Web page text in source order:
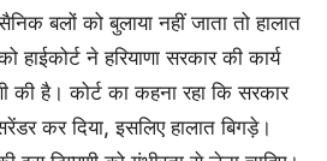
बलों को बुलाया नहीं जाता तो हालात
ने हरियाणा सरकार की कार्य
की है। कोर्ट का कहना रहा कि सरकार
कर दिया, इसलिए हालात बिगड़े।